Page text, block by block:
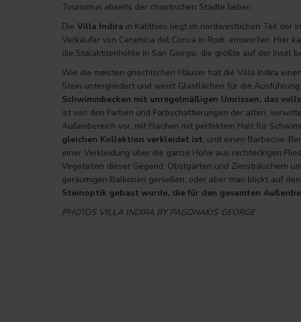
Tourismus abseits der chaotischen Städte lieben.
Die Villa Indira in Kalithies liegt im nordwestlichen Teil der
Verkäufer von Ceramica del Conca in Rodi, entworfen. Hier
die Stalaktitenhöhle in San Giorgio, die größte auf der Insel
Wie die meisten griechischen Häuser hat die Villa Indira
Stein untergliedert und weist Glasflächen für die
Schwimmbecken mit unregelmäßigen Umrissen, das
ist von den Farben und Farbschattierungen der alten,
Außenbereich vor, mit Flächen mit perfektem Halt für
gleichen Kollektion verkleidet ist, und einen Barbecue-
einer Verkleidung über die ganze Höhe aus rechteckigen
Vegetation dieser Gegend, Obstgärten und Ziersträuchern
geräumigen Balkonen genießen, oder aber man blickt auf
Steinoptik gebaut wurde, die für den gesamten
PHOTOS VILLA INDIRA BY PAGONAKIS GEORGE